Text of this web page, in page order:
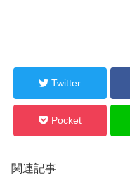
Twitter
Pocket
関連記事